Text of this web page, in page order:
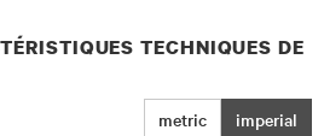
TECHNIQUES DE
metric imperial